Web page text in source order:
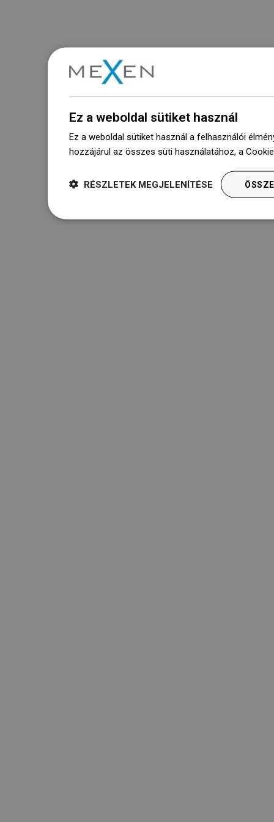
Ez a weboldal sütiket használ
Ez a weboldal sütiket használ a felhasználói
hozzájárul az összes süti használatához, a
RÉSZLETEK MEGJELENÍTÉSE